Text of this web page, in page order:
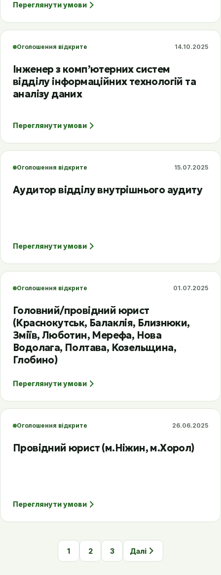
Переглянути умови
Оголошення відкрите 14.10.2025
Інженер з комп’ютерних систем
відділу інформаційних технологій та
аналізу даних
Переглянути умови
Оголошення відкрите 15.07.2025
Аудитор відділу внутрішнього аудиту
Переглянути умови
Оголошення відкрите 01.07.2025
Головний/провідний юрист
(Краснокутськ, Балаклія, Близнюки,
Зміїв, Люботин, Мерефа, Нова
Водолага, Полтава, Козельщина,
Глобино)
Переглянути умови
Оголошення відкрите 26.06.2025
Провідний юрист (м.Ніжин, м.Хорол)
Переглянути умови
1 2 3 Далі